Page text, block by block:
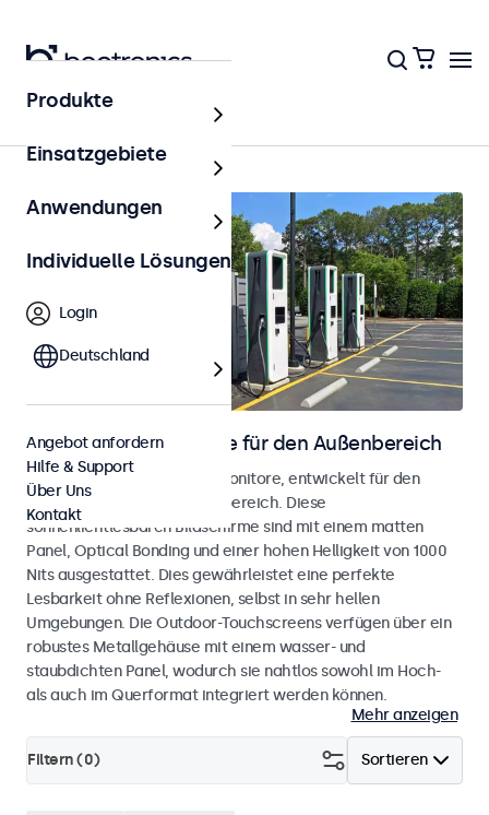
Startseite
Touchscreen-Monitore für den Außenbereich
Wetterfeste Touchscreen-Monitore, entwickelt für den
Einsatz im Innen- und Außenbereich. Diese
sonnenlichtlesbaren Bildschirme sind mit einem matten
Panel, Optical Bonding und einer hohen Helligkeit von 1000
Nits ausgestattet. Dies gewährleistet eine perfekte
Lesbarkeit ohne Reflexionen, selbst in sehr hellen
Umgebungen. Die Outdoor-Touchscreens verfügen über ein
robustes Metallgehäuse mit einem wasser- und
staubdichten Panel, wodurch sie nahtlos sowohl im Hoch-
als auch im Querformat integriert werden können.
Mehr anzeigen
Sortieren
Filtern (0)
Produkte
Einsatzgebiete
Anwendungen
Individuelle Lösungen
Login
Deutschland
Angebot anfordern
Hilfe & Support
Über Uns
Kontakt